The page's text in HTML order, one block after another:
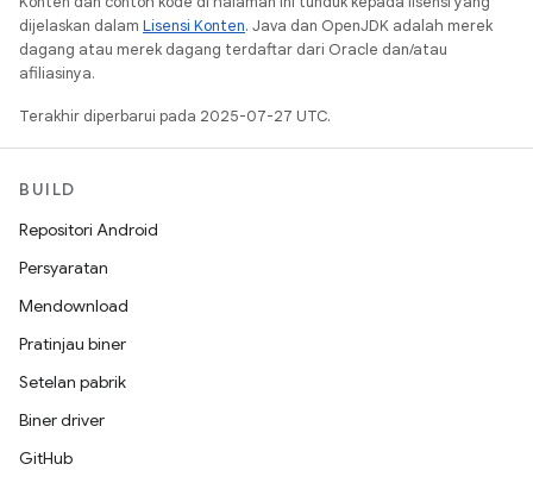
dijelaskan dalam Lisensi Konten. Java dan OpenJDK adalah merek
dagang atau merek dagang terdaftar dari Oracle dan/atau
afiliasinya.
Terakhir diperbarui pada 2025-07-27 UTC.
BUILD
Repositori Android
Persyaratan
Mendownload
Pratinjau biner
Setelan pabrik
Biner driver
GitHub